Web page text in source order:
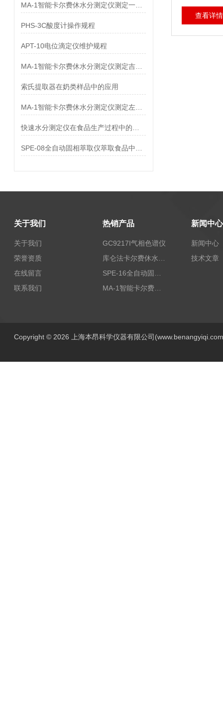
PHS-3C酸度计操作规程
APT-10电位滴定仪维护规程
索氏提取器在奶类样品中的应用
查看详情
关于我们
关于我们
荣誉资质
在线留言
联系我们
热销产品
GC9217I气相色谱仪
MA-1智能卡尔费休水分测定仪
新闻中心
新闻中心
技术文章
Copyright © 2026 上海本昂科学仪器有限公司